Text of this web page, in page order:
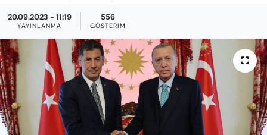
20.09.2023 - 11:19
YAYINLANMA
556
GÖSTERIM
SPOR
KÜLTÜR-SANAT
MAGAZİN
ÖZEL HABER